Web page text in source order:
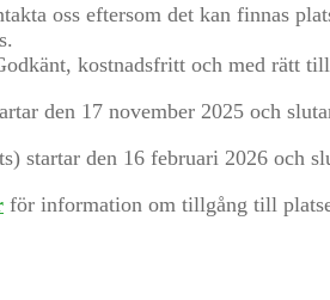
oss eftersom det kan finnas
kostnadsfritt och med rätt
den 17 november 2025 och
startar den 16 februari 2026 och
för information om tillgång till